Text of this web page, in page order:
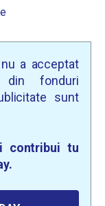
a acceptat
fonduri
sunt
contribui tu